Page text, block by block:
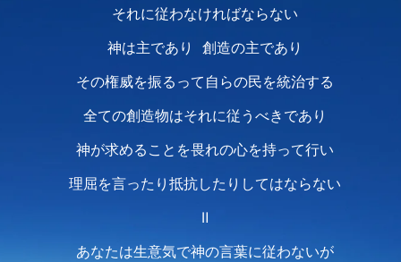
それに従わなければならない
神は主であり 創造の主であり
その権威を振るって自らの民を統治する
全ての創造物はそれに従うべきであり
神が求めることを畏れの心を持って行い
理屈を言ったり抵抗したりしてはならない
Ⅱ
あなたは生意気で神の言葉に従わないが